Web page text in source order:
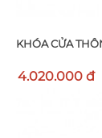
KHÓA CỬA
4.020.000 đ